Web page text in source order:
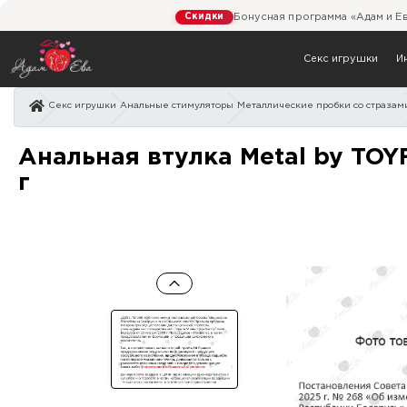
Скидки Бонусная программа «Адам и
Секс игрушки
Секс игрушки Анальные стимуляторы Металлические пробки со
Анальная втулка Metal
Анальная втулка Metal by
г